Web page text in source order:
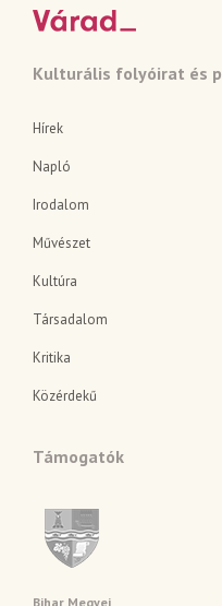
Kulturális folyóirat és
Hírek
Napló
Irodalom
Művészet
Kultúra
Társadalom
Kritika
Közérdekű
Támogatók
Bihar Megyei